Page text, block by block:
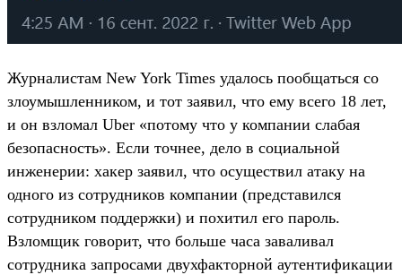
Журналистам New York Times удалось пообщаться со
злоумышленником, и тот заявил, что ему всего 18 лет,
и он взломал Uber «потому что у компании слабая
безопасность». Если точнее, дело в социальной
инженерии: хакер заявил, что осуществил атаку на
одного из сотрудников компании (представился
сотрудником поддержки) и похитил его пароль.
Взломщик говорит, что больше часа заваливал
сотрудника запросами двухфакторной аутентификации